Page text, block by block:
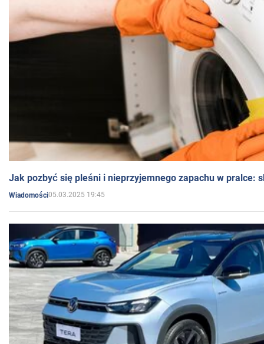
Jak pozbyć się pleśni i nieprzyjemnego zapachu w pralce:
Wiadomości05.03.2025 19:45